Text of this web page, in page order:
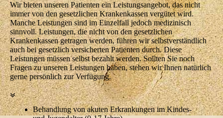
Wir bieten unseren Patienten ein Leistungsangebot, das nicht
immer von den gesetzlichen Krankenkassen vergütet wird.
Manche Leistungen sind im Einzelfall jedoch medizinisch
sinnvoll. Leistungen, die nicht von den gesetzlichen
Krankenkassen getragen werden, führen wir selbstverständlich
auch bei gesetzlich versicherten Patienten durch. Diese
Leistungen müssen selbst bezahlt werden. Sollten Sie noch
Fragen zu unseren Leistungen haben, stehen wir Ihnen natürlich
gerne persönlich zur Verfügung.
Behandlung von akuten Erkrankungen im Kindes-